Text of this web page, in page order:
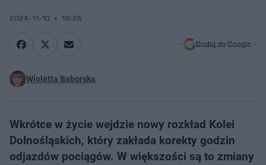
2024-11-10 18:25
Dodaj do Google
Wioletta Baborska
Wkrótce w życie wejdzie nowy rozkład Kolei
Dolnośląskich, który zakłada korekty godzin
odjazdów pociągów. W większości są to zmiany